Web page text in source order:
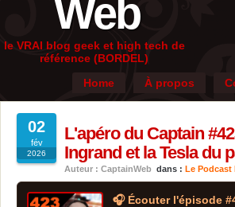
Web
le VRAI blog geek et high tech de
référence (BORDEL)
Home
À propos
02
fév
2026
L'apéro du Captain
Ingrand et la Tesla du
Auteur : CaptainWeb dans : Le Podcast
🎧 Écouter l'épisode